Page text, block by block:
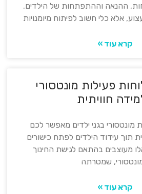
ההנאה וההתפתחות של הילדים.
אלא כלי חשוב לפיתוח מיומנויות
קרא עוד »
פעילות מונטסורי
חוויתית
מונטסורי בגני ילדים מאפשר לכם
תוך עידוד הילדים לפתח כישורים
מעוצבים בהתאם לגישת החינוך
שמטרתה
קרא עוד »